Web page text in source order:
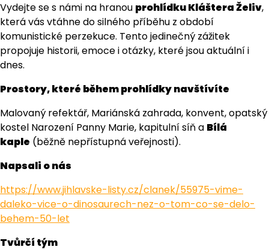
Vydejte se s námi na hranou prohlídku Kláštera Želiv,
která vás vtáhne do silného příběhu z období
komunistické perzekuce. Tento jedinečný zážitek
propojuje historii, emoce i otázky, které jsou aktuální i
dnes.
Prostory, které během prohlídky navštívíte
Malovaný refektář, Mariánská zahrada, konvent, opatský
kostel Narození Panny Marie, kapitulní síň a Bílá
kaple (běžně nepřístupná veřejnosti).
Napsali o nás
https://www.jihlavske-listy.cz/clanek/55975-vime-
daleko-vice-o-dinosaurech-nez-o-tom-co-se-delo-
behem-50-let
Tvůrčí tým